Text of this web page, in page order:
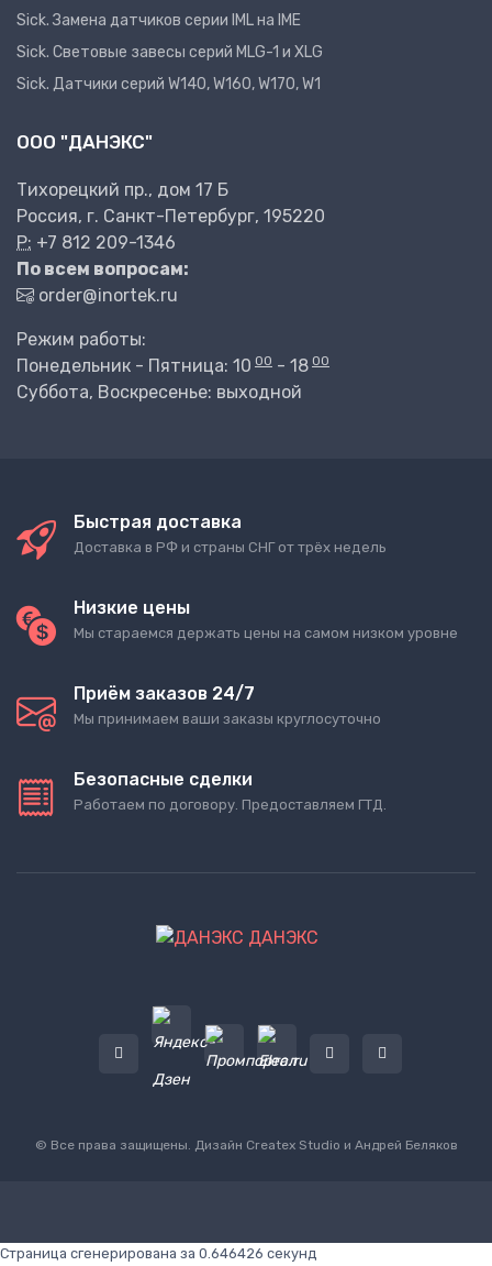
Sick. Замена датчиков серии IML на IME
Sick. Световые завесы серий MLG-1 и XLG
Sick. Датчики серий W140, W160, W170, W1
ООО "ДАНЭКС"
Тихорецкий пр., дом 17 Б
Россия, г. Санкт-Петербург, 195220
P: +7 812 209-1346
По всем вопросам:
order@inortek.ru
Режим работы:
Понедельник - Пятница: 10 00 - 18 00
Суббота, Воскресенье: выходной
Быстрая доставка
Доставка в РФ и страны СНГ от трёх недель
Низкие цены
Мы стараемся держать цены на самом низком уровне
Приём заказов 24/7
Мы принимаем ваши заказы круглосуточно
Безопасные сделки
Работаем по договору. Предоставляем ГТД.
ДАНЭКС
© Все права защищены. Дизайн Createx Studio и Андрей Беляков
Страница сгенерирована за 0.646426 секунд